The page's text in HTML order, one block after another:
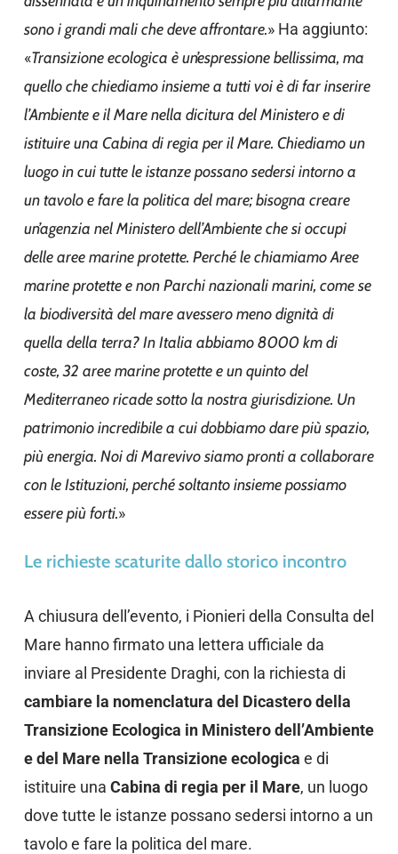
sono i grandi mali che deve affrontare.» Ha aggiunto:
«Transizione ecologica è un’espressione bellissima, ma
quello che chiediamo insieme a tutti voi è di far inserire
l’Ambiente e il Mare nella dicitura del Ministero e di
istituire una Cabina di regia per il Mare. Chiediamo un
luogo in cui tutte le istanze possano sedersi intorno a
un tavolo e fare la politica del mare; bisogna creare
un’agenzia nel Ministero dell’Ambiente che si occupi
delle aree marine protette. Perché le chiamiamo Aree
marine protette e non Parchi nazionali marini, come se
la biodiversità del mare avessero meno dignità di
quella della terra? In Italia abbiamo 8000 km di
coste, 32 aree marine protette e un quinto del
Mediterraneo ricade sotto la nostra giurisdizione. Un
patrimonio incredibile a cui dobbiamo dare più spazio,
più energia. Noi di Marevivo siamo pronti a collaborare
con le Istituzioni, perché soltanto insieme possiamo
essere più forti.»
Le richieste scaturite dallo storico incontro
A chiusura dell’evento, i Pionieri della Consulta del
Mare hanno firmato una lettera ufficiale da
inviare al Presidente Draghi, con la richiesta di
cambiare la nomenclatura del Dicastero della
Transizione Ecologica in Ministero dell’Ambiente
e del Mare nella Transizione ecologica e di
istituire una Cabina di regia per il Mare, un luogo
dove tutte le istanze possano sedersi intorno a un
tavolo e fare la politica del mare.